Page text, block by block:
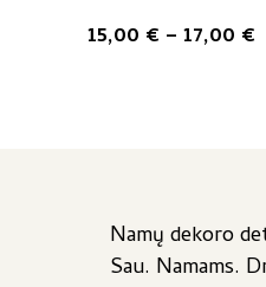
15,00 € – 17,00 €
options
may
Namų dekoro
Sau. Namams.